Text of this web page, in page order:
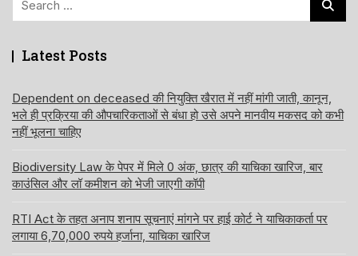
Latest Posts
Dependent on deceased की नियुक्ति खैरात में नहीं मांगी जाती, कानून,
भले ही प्रक्रिया की औपचारिकताओं से बंधा हो उसे अपने मानवीय मकसद को कभी
नहीं भूलना चाहिए
Biodiversity Law के पेपर में मिले 0 अंक, छात्र की याचिका खारिज, बार
काउंसिल और लॉ कमीशन को भेजी जाएगी कॉपी
RTI Act के तहत अनाप शनाप सूचनाएं मांगने पर हाई कोर्ट ने याचिकाकर्ता पर
लगाया 6,70,000 रुपये हर्जाना, याचिका खारिज